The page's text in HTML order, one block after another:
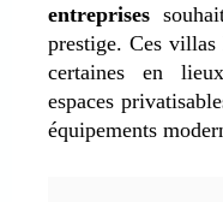
entreprises
prestige. Ces villas
certaines en
espaces
équipements